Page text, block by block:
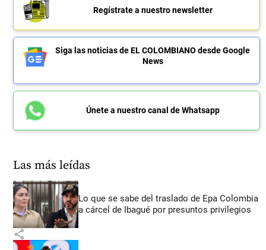
Regístrate a nuestro newsletter
Siga las noticias de EL COLOMBIANO desde Google
News
Únete a nuestro canal de Whatsapp
Las más leídas
Lo que se sabe del traslado de Epa Colombia
a cárcel de Ibagué por presuntos privilegios
share